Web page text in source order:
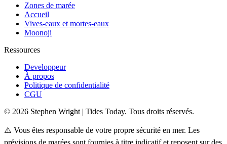
Zones de marée
Accueil
Vives-eaux et mortes-eaux
Moonoji
Ressources
Developpeur
À propos
Politique de confidentialité
CGU
© 2026 Stephen Wright | Tides Today. Tous droits réservés.
⚠️ Vous êtes responsable de votre propre sécurité en mer. Les
prévisions de marées sont fournies à titre indicatif et reposent sur des